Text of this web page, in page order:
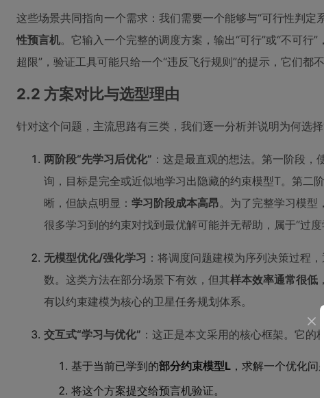
这些场景共同指向一个需求：我们需要一个能够与“可行性判
性预言机。它输入一个完整的调度方案，输出“可行”或“不可行”
超限”，验证工具可能只给一个“违反飞行规则”的提示，它们都
2.2 方案对比与选型理由
针对这个问题，主流思路有三类，我们逐一分析并说明为何选择
两阶段“先学习后优化” ：这是最直观的想法。第一阶段
询，目标是完全或近似地学习出隐藏的约束模型T。第二
晰，但缺点明显： 学习阶段成本高昂。为了完整学习模型
很多学习到的约束对找到最优解可能并无帮助，属于“过度
无模型优化/强化学习 ：将调度问题建模为序列决策过程
数。这类方法在部分场景下有效，但其样本效率通常很低
有以约束建模为核心的卫星任务规划体系。
交互式“学习与优化” ：这正是本文采用的核心框架。它的
基于当前已学到的部分约束模型L ，求解一个优化问
将这个方案提交给预言机验证。